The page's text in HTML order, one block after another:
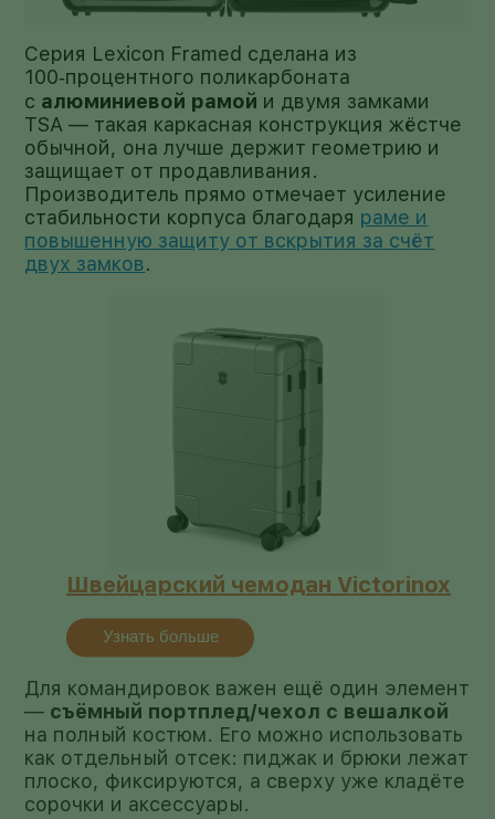
Серия Lexicon Framed сделана из
100‑процентного поликарбоната
с алюминиевой рамой и двумя замками
TSA — такая каркасная конструкция жёстче
обычной, она лучше держит геометрию и
защищает от продавливания.
Производитель прямо отмечает усиление
стабильности корпуса благодаря раме и
повышенную защиту от вскрытия за счёт
двух замков.
Швейцарский чемодан Victorinox
Узнать больше
Для командировок важен ещё один элемент
— съёмный портплед/чехол с вешалкой
на полный костюм. Его можно использовать
как отдельный отсек: пиджак и брюки лежат
плоско, фиксируются, а сверху уже кладёте
сорочки и аксессуары.